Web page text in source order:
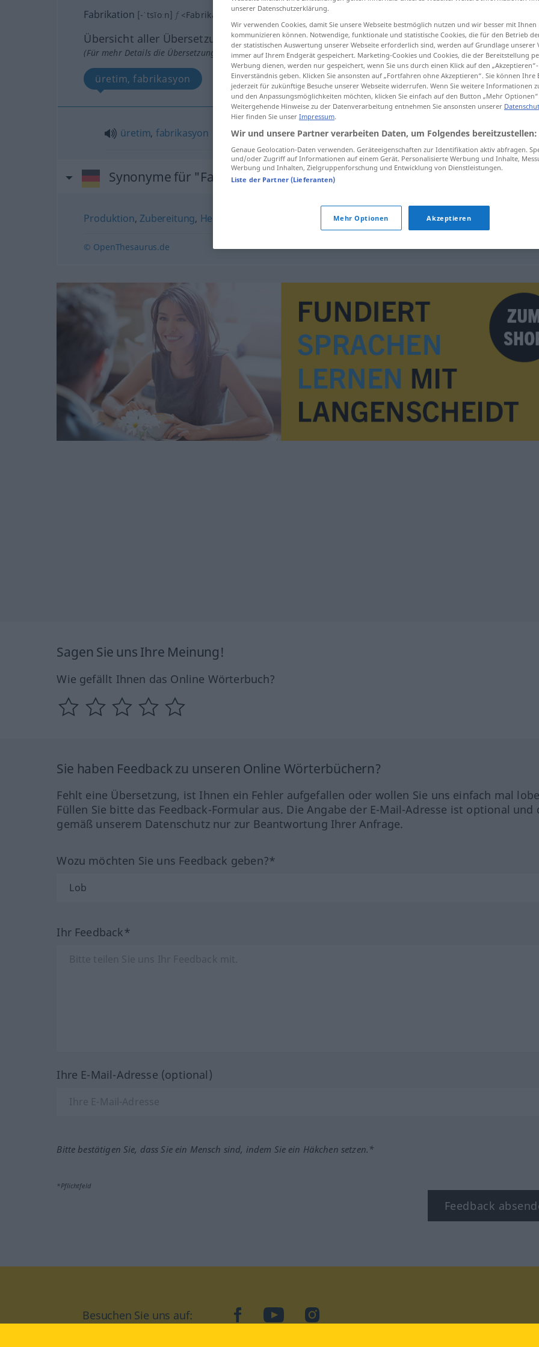
Fabrikation [-ˈtsĭoːn] f <Fabrikation;-en>
Übersicht aller Übersetzungen
(Für mehr Details die Übersetzung anklicken/antippen)
üretim, fabrikasyon
üretim, fabrikasyon Fabrikation
Synonyme für "Fabrikation"
Produktion, Zubereitung, Herstellung Aufbau
© OpenThesaurus.de
Sagen Sie uns Ihre Meinung!
Wie gefällt Ihnen das Online Wörterbuch?
Sie haben Feedback zu unseren Online Wörterbüchern?
Fehlt eine Übersetzung, ist Ihnen ein Fehler aufgefallen oder wollen Sie uns einfach mal
Füllen Sie bitte das Feedback-Formular aus. Die Angabe der E-Mail-Adresse ist optional und
gemäß unserem Datenschutz nur zur Beantwortung Ihrer Anfrage.
Wozu möchten Sie uns Feedback geben?*
Ihr Feedback*
Ihre E-Mail-Adresse (optional)
Bitte bestätigen Sie, dass Sie ein Mensch sind, indem Sie ein Häkchen setzen.*
*Pflichtfeld
Feedback
Besuchen Sie uns auf: facebookYouTubeInstagram
unserer Datenschutzerklärung.
Wir verwenden Cookies, damit Sie unsere Webseite bestmöglich nutzen und wir besser mit Ihnen
kommunizieren können. Notwendige, funktionale und statistische Cookies, die für den Betrieb
der statistischen Auswertung unserer Webseite erforderlich sind, werden auf Grundlage unserer
immer auf Ihrem Endgerät gespeichert. Marketing-Cookies und Cookies, die der Bereitstellung
Werbung dienen, werden nur gespeichert, wenn Sie uns durch einen Klick auf den
Einverständnis geben. Klicken Sie ansonsten auf „Fortfahren ohne Akzeptieren“. Sie können
jederzeit für zukünftige Besuche unserer Webseite widerrufen. Wenn Sie weitere Informationen
und den Anpassungsmöglichkeiten möchten, klicken Sie einfach auf den Button „Mehr
Weitergehende Hinweise zu der Datenverarbeitung entnehmen Sie ansonsten unserer
Hier finden Sie unser Impressum.
Wir und unsere Partner verarbeiten Daten, um Folgendes bereitzustellen:
Genaue Geolocation-Daten verwenden. Geräteeigenschaften zur Identifikation aktiv abfragen.
und/oder Zugriff auf Informationen auf einem Gerät. Personalisierte Werbung und Inhalte,
Werbung und Inhalten, Zielgruppenforschung und Entwicklung von Dienstleistungen.
Liste der Partner (Lieferanten)
Mehr Optionen Akzeptieren